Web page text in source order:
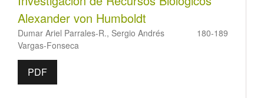
Alexander von Humboldt
Dumar Ariel Parrales-R., Sergio Andrés
Vargas-Fonseca
180-189
PDF